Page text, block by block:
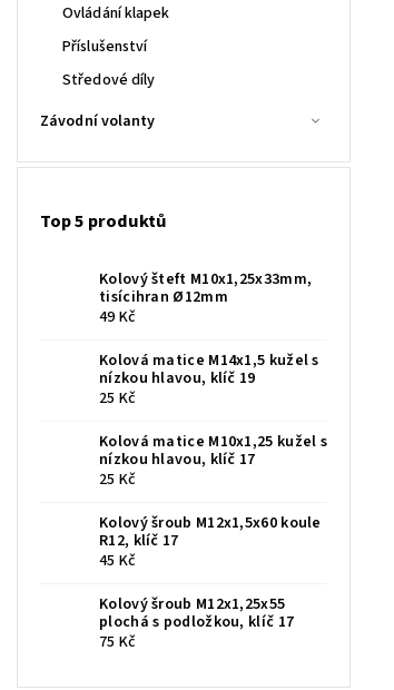
Ovládání klapek
Příslušenství
Středové díly
Závodní volanty
Top 5 produktů
Kolový šteft M10x1,25x33mm,
tisícihran Ø12mm
49 Kč
Kolová matice M14x1,5 kužel s
nízkou hlavou, klíč 19
25 Kč
Kolová matice M10x1,25 kužel s
nízkou hlavou, klíč 17
25 Kč
Kolový šroub M12x1,5x60 koule
R12, klíč 17
45 Kč
Kolový šroub M12x1,25x55
plochá s podložkou, klíč 17
75 Kč